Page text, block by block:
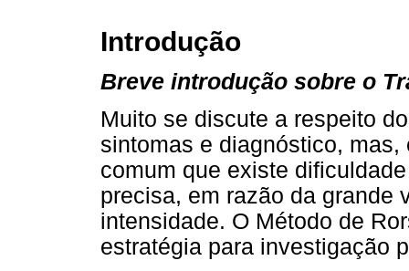
Introdução
Breve introdução sobre o
Muito se discute a respeito
sintomas e diagnóstico,
comum que existe
precisa, em razão da grande
intensidade. O Método de
estratégia para investigação